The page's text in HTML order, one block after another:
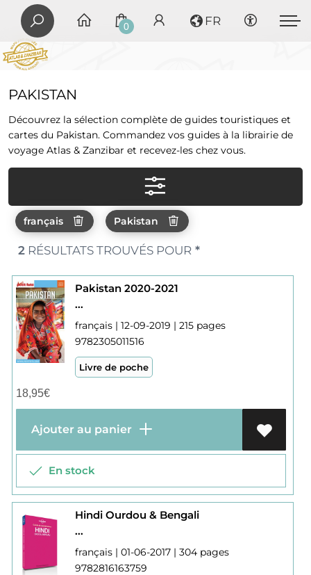
0 FR
PAKISTAN
Découvrez la sélection complète de guides touristiques et
cartes du Pakistan. Commandez vos guides à la librairie de
voyage Atlas & Zanzibar et recevez-les chez vous.
français Pakistan
2RÉSULTATS TROUVÉS POUR*
Pakistan 2020-2021
...
français | 12-09-2019 | 215 pages
9782305011516
Livre de poche
18,95€
Ajouter au panier
En stock
Hindi Ourdou & Bengali
...
français | 01-06-2017 | 304 pages
9782816163759